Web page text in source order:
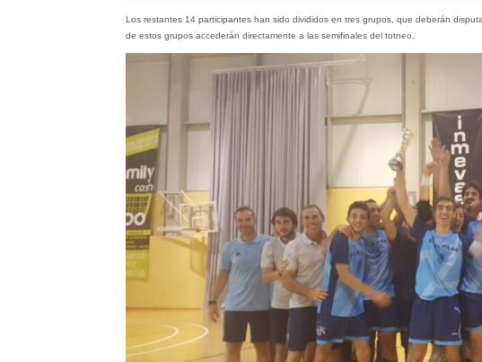
Los restantes 14 participantes han sido divididos en tres grupos, que deberán
de estos grupos accederán directamente a las semifinales del totneo.